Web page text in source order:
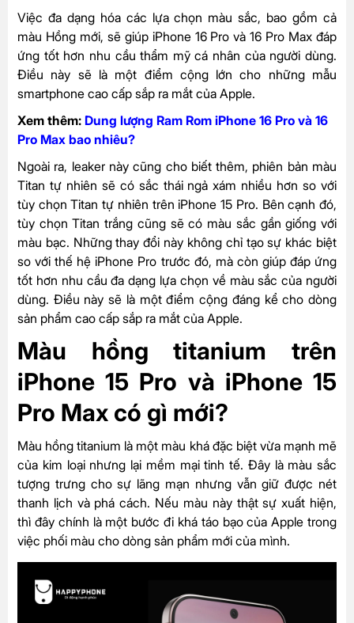
Việc đa dạng hóa các lựa chọn màu sắc, bao gồm cả
màu Hồng mới, sẽ giúp iPhone 16 Pro và 16 Pro Max đáp
ứng tốt hơn nhu cầu thẩm mỹ cá nhân của người dùng.
Điều này sẽ là một điểm cộng lớn cho những mẫu
smartphone cao cấp sắp ra mắt của Apple.
Xem thêm: Dung lượng Ram Rom iPhone 16 Pro và 16
Pro Max bao nhiêu?
Ngoài ra, leaker này cũng cho biết thêm, phiên bản màu
Titan tự nhiên sẽ có sắc thái ngả xám nhiều hơn so với
tùy chọn Titan tự nhiên trên iPhone 15 Pro. Bên cạnh đó,
tùy chọn Titan trắng cũng sẽ có màu sắc gần giống với
màu bạc. Những thay đổi này không chỉ tạo sự khác biệt
so với thế hệ iPhone Pro trước đó, mà còn giúp đáp ứng
tốt hơn nhu cầu đa dạng lựa chọn về màu sắc của người
dùng. Điều này sẽ là một điểm cộng đáng kể cho dòng
sản phẩm cao cấp sắp ra mắt của Apple.
Màu hồng titanium trên
iPhone 15 Pro và iPhone 15
Pro Max có gì mới?
Màu hồng titanium là một màu khá đặc biệt vừa mạnh mẽ
của kim loại nhưng lại mềm mại tinh tế. Đây là màu sắc
tượng trưng cho sự lãng mạn nhưng vẫn giữ được nét
thanh lịch và phá cách. Nếu màu này thật sự xuất hiện,
thì đây chính là một bước đi khá táo bạo của Apple trong
việc phối màu cho dòng sản phẩm mới của mình.